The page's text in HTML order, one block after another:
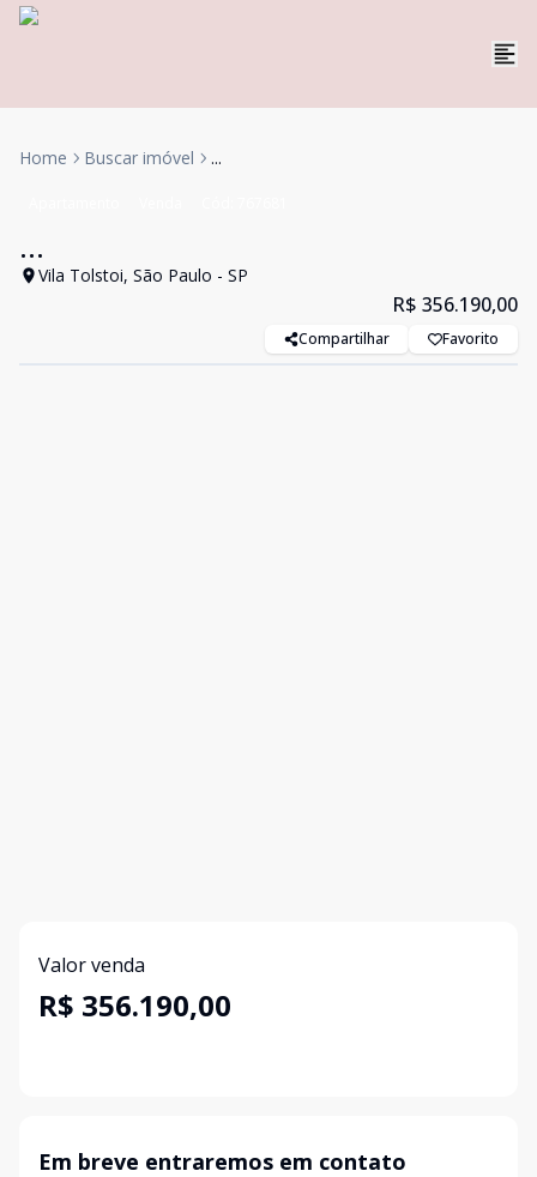
Home Buscar imóvel ...
...
Vila Tolstoi, São Paulo - SP
R$ 356.190,00
Compartilhar Favorito
Valor venda
R$ 356.190,00
Em breve entraremos em contato